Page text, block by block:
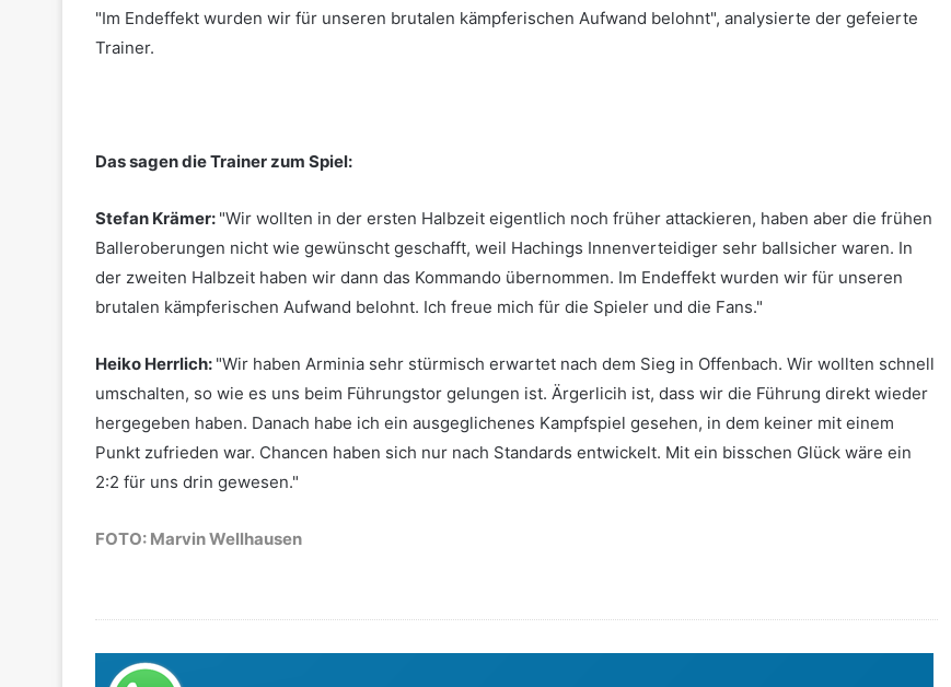
"Im Endeffekt wurden wir für unseren brutalen kämpferischen Aufwand belohnt", analysierte der gefeierte
Trainer.
Das sagen die Trainer zum Spiel:
Stefan Krämer: "Wir wollten in der ersten Halbzeit eigentlich noch früher attackieren, haben aber die frühen
Balleroberungen nicht wie gewünscht geschafft, weil Hachings Innenverteidiger sehr ballsicher waren. In
der zweiten Halbzeit haben wir dann das Kommando übernommen. Im Endeffekt wurden wir für unseren
brutalen kämpferischen Aufwand belohnt. Ich freue mich für die Spieler und die Fans."
Heiko Herrlich: "Wir haben Arminia sehr stürmisch erwartet nach dem Sieg in Offenbach. Wir wollten schnell
umschalten, so wie es uns beim Führungstor gelungen ist. Ärgerlicih ist, dass wir die Führung direkt wieder
hergegeben haben. Danach habe ich ein ausgeglichenes Kampfspiel gesehen, in dem keiner mit einem
Punkt zufrieden war. Chancen haben sich nur nach Standards entwickelt. Mit ein bisschen Glück wäre ein
2:2 für uns drin gewesen."
FOTO: Marvin Wellhausen